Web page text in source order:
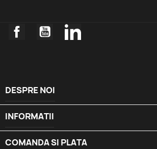
FacebookYouTubeLinkedIn
DESPRE NOI
INFORMATII
COMANDA SI PLATA